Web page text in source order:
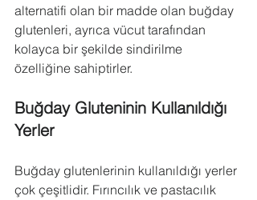
alternatifi olan bir madde olan buğday
glutenleri, ayrıca vücut tarafından
kolayca bir şekilde sindirilme
özelliğine sahiptirler.
Buğday Gluteninin Kullanıldığı
Yerler
Buğday glutenlerinin kullanıldığı yerler
çok çeşitlidir. Fırıncılık ve pastacılık